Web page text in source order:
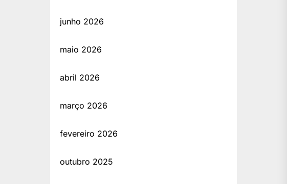
junho 2026
maio 2026
abril 2026
março 2026
fevereiro 2026
outubro 2025